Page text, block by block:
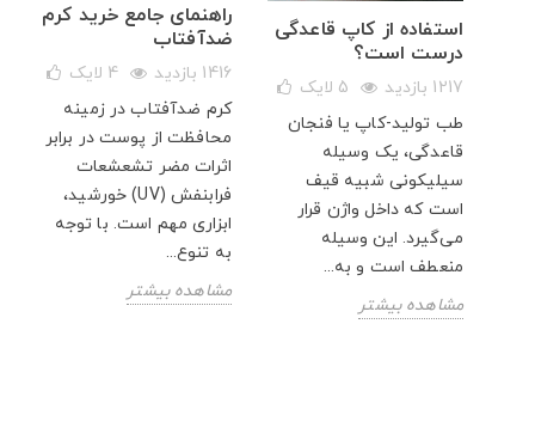
راهنمای جامع خرید کرم
ضدآفتاب
1416 بازدید 4 لایک
کرم ضدآفتاب در زمینه
محافظت از پوست در برابر
اثرات مضر تشعشعات
فرابنفش (UV) خورشید،
ابزاری مهم است. با توجه
به تنوع...
مشاهده بیشتر
استفاده از کاپ قاعدگی
درست است؟
1217 بازدید 5 لایک
طب تولید-کاپ یا فنجان
قاعدگی، یک وسیله
سیلیکونی شبیه قیف
است که داخل واژن قرار
می‌گیرد. این وسیله
منعطف است و به...
مشاهده بیشتر